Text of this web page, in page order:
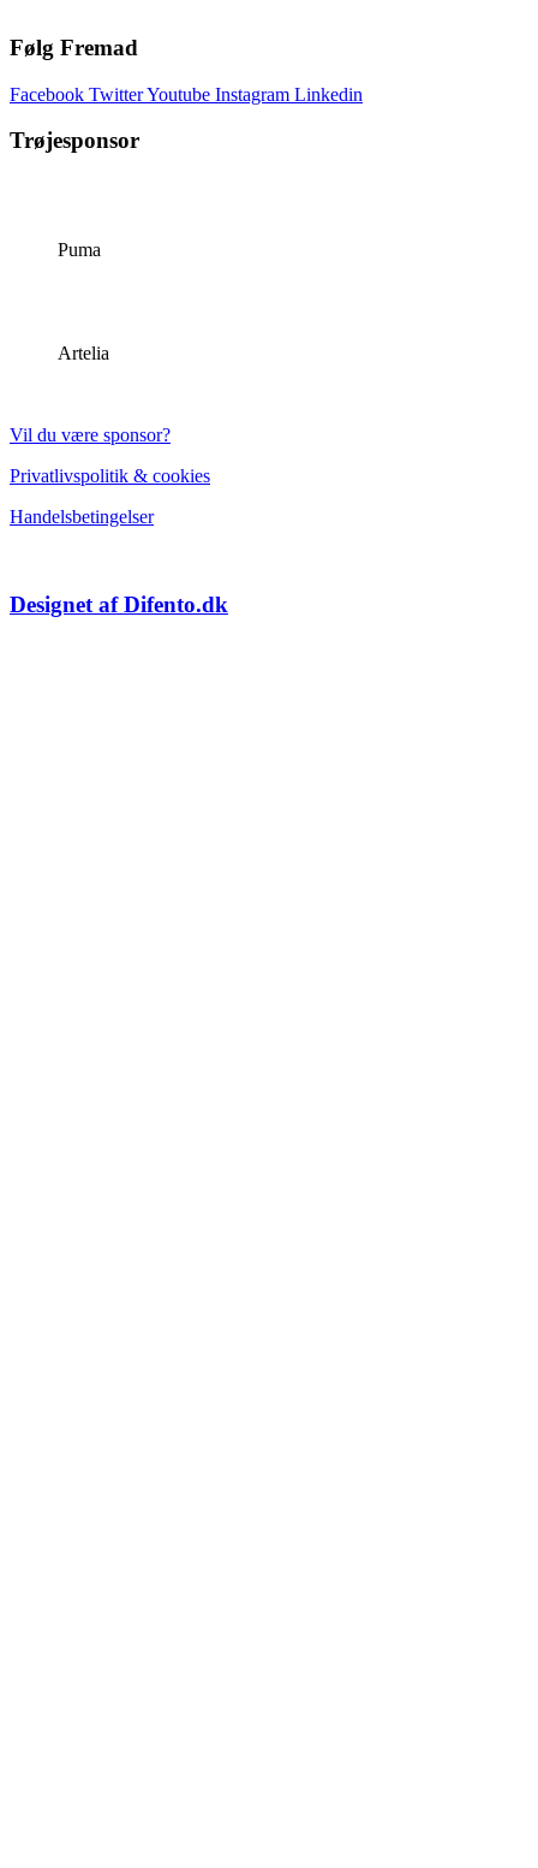
Følg Fremad
Facebook TwitterYoutube Instagram Linkedin
Trøjesponsor
Puma
Artelia
Vil du være sponsor?
Privatlivspolitik & cookies
Handelsbetingelser
Designet af Difento.dk